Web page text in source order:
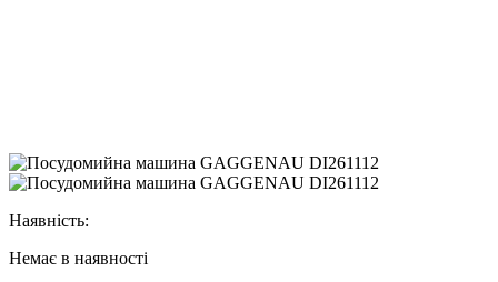
Наявність:
Немає в наявності